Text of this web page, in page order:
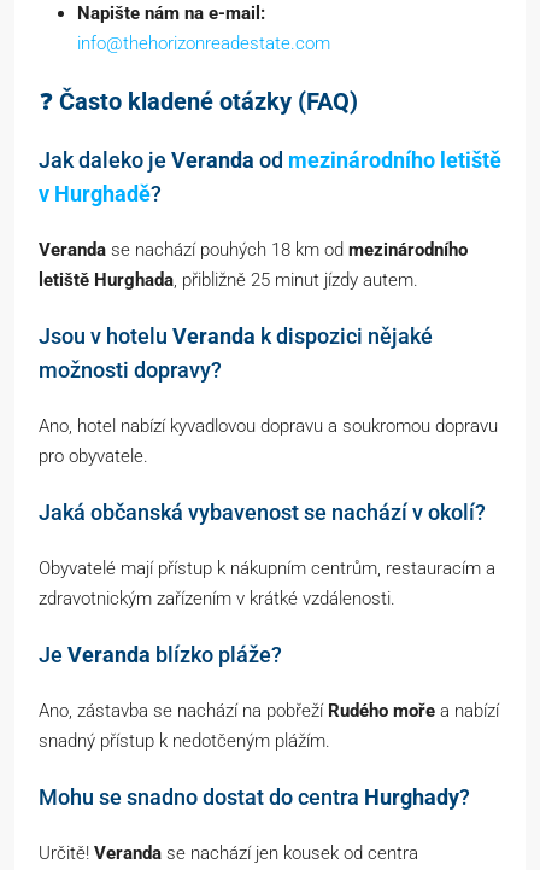
Napište nám na e-mail:
info@thehorizonreadestate.com
❓ Často kladené otázky (FAQ)
Jak daleko je Veranda od mezinárodního letiště
v Hurghadě?
Veranda se nachází pouhých 18 km od mezinárodního
letiště Hurghada, přibližně 25 minut jízdy autem.
Jsou v hotelu Veranda k dispozici nějaké
možnosti dopravy?
Ano, hotel nabízí kyvadlovou dopravu a soukromou dopravu
pro obyvatele.
Jaká občanská vybavenost se nachází v okolí?
Obyvatelé mají přístup k nákupním centrům, restauracím a
zdravotnickým zařízením v krátké vzdálenosti.
Je Veranda blízko pláže?
Ano, zástavba se nachází na pobřeží Rudého moře a nabízí
snadný přístup k nedotčeným plážím.
Mohu se snadno dostat do centra Hurghady?
Určitě! Veranda se nachází jen kousek od centra